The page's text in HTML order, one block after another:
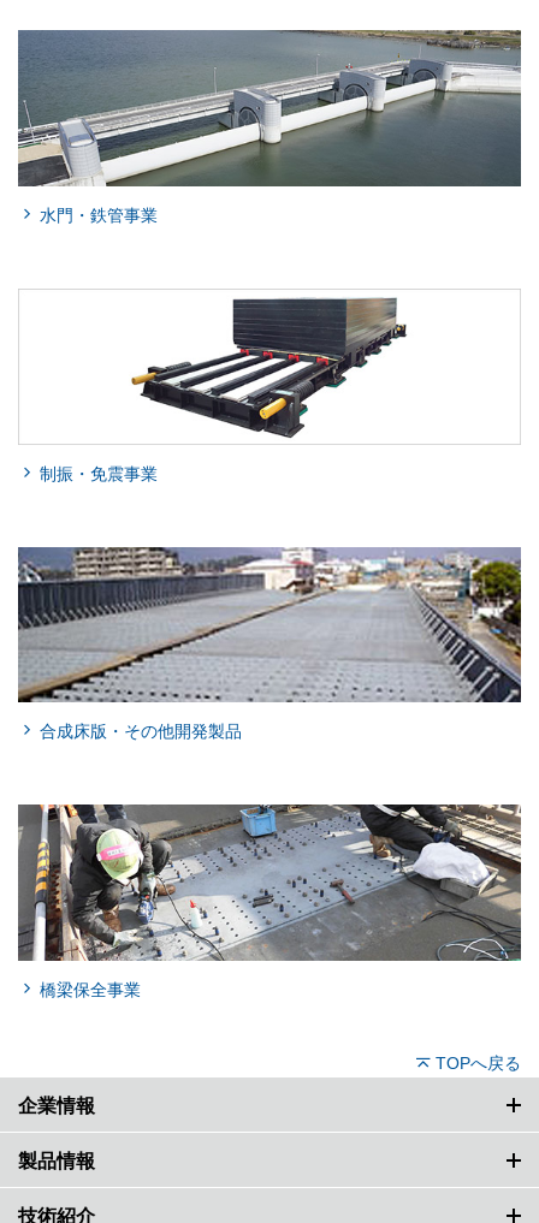
水門・鉄管事業
制振・免震事業
合成床版・その他開発製品
橋梁保全事業
TOPへ戻る
企業情報
製品情報
技術紹介